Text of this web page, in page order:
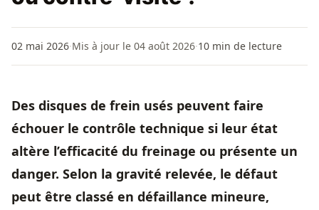
02 mai 2026·Mis à jour le 04 août 2026·10 min de lecture
Des disques de frein usés peuvent faire
échouer le contrôle technique si leur état
altère l’efficacité du freinage ou présente un
danger. Selon la gravité relevée, le défaut
peut être classé en défaillance mineure,